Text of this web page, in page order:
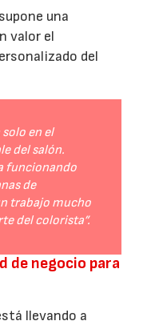
una
valor el
del
en el
del salón.
funcionando
de
trabajo mucho
del colorista”.
de negocio para
llevando a